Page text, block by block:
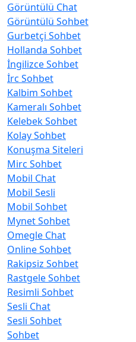
Görüntülü Chat
Görüntülü Sohbet
Gurbetçi Sohbet
Hollanda Sohbet
İngilizce Sohbet
İrc Sohbet
Kalbim Sohbet
Kameralı Sohbet
Kelebek Sohbet
Kolay Sohbet
Konuşma Siteleri
Mirc Sohbet
Mobil Chat
Mobil Sesli
Mobil Sohbet
Mynet Sohbet
Omegle Chat
Online Sohbet
Rakipsiz Sohbet
Rastgele Sohbet
Resimli Sohbet
Sesli Chat
Sesli Sohbet
Sohbet